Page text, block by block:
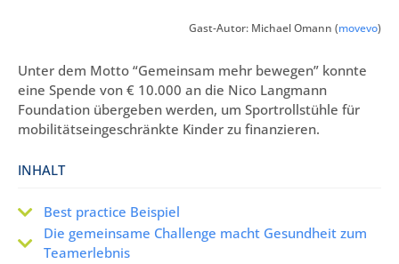
Gast-Autor: Michael Omann (movevo)
Unter dem Motto “Gemeinsam mehr bewegen” konnte
eine Spende von € 10.000 an die Nico Langmann
Foundation übergeben werden, um Sportrollstühle für
mobilitätseingeschränkte Kinder zu finanzieren.
INHALT
Best practice Beispiel
Die gemeinsame Challenge macht Gesundheit zum
Teamerlebnis